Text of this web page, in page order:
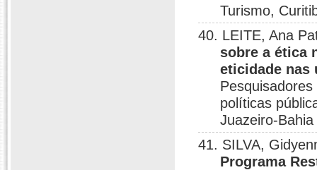
Turismo,
40. LEITE, Ana
sobre a ética
eticidade nas
políticas
Juazeiro-
41. SILVA,
Programa